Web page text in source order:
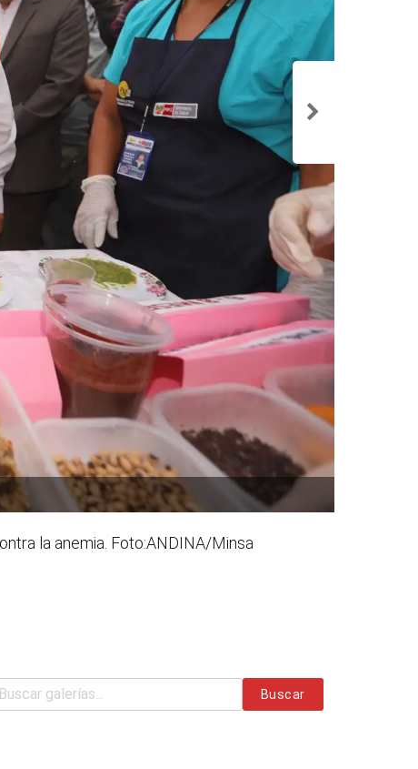
la anemia. Foto:ANDINA/Minsa
Buscar